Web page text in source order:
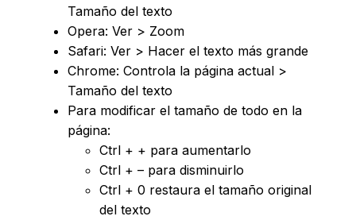
Tamaño del texto
Opera: Ver > Zoom
Safari: Ver > Hacer el texto más grande
Chrome: Controla la página actual >
Tamaño del texto
Para modificar el tamaño de todo en la
página:
Ctrl + + para aumentarlo
Ctrl + – para disminuirlo
Ctrl + 0 restaura el tamaño original
del texto